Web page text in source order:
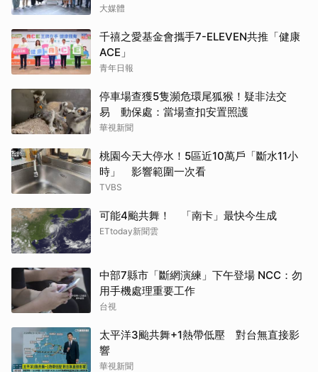
大媒體
千禧之愛基金會攜手7-ELEVEN共推「健康
ACE」
青年日報
停車場查獲5隻瀕危環尾狐猴！疑非法交
易 動保處：當場查扣安置照護
華視新聞
桃園今天大停水！5區近10萬戶「斷水11小
時」 影響範圍一次看
TVBS
可能4颱共舞！ 「南卡」最快今生成
ETtoday新聞雲
中部7縣市「斷網演練」下午登場 NCC：勿
用手機處理重要工作
台視
太平洋3颱共舞+1熱帶低壓 對台無直接影
響
華視新聞